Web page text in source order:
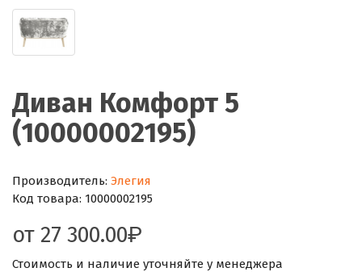
Диван Комфорт 5
(10000002195)
Производитель: Элегия
Код товара: 10000002195
от 27 300.00
Стоимость и наличие уточняйте у менеджера